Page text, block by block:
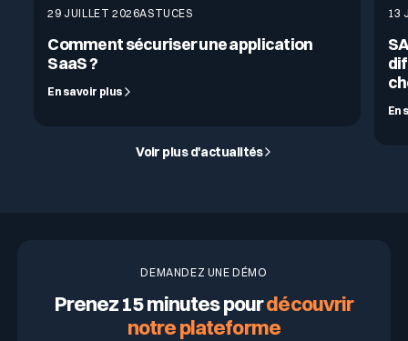
29 JUILLET 2026ASTUCES
Comment sécuriser une application
SaaS ?
En savoir plus
13
En
Voir plus d'actualités
DEMANDEZ UNE DÉMO
Prenez 15 minutes pourdécouvrir
notre plateforme